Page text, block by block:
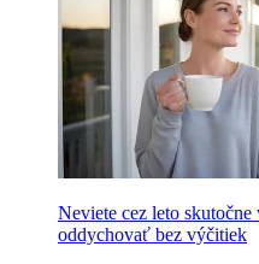
Neviete cez leto
oddychovať bez výčitiek